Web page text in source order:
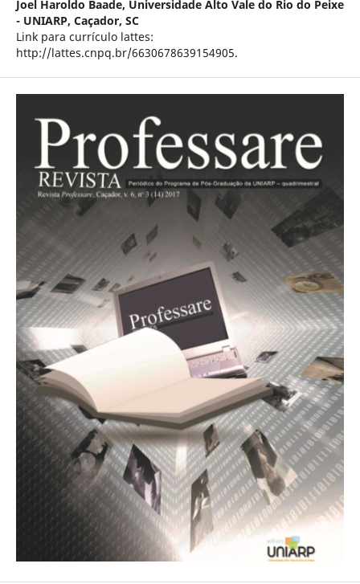
Joel Haroldo Baade, Universidade Alto Vale do Rio do Peixe
- UNIARP, Caçador, SC
Link para currículo lattes:
http://lattes.cnpq.br/6630678639154905.